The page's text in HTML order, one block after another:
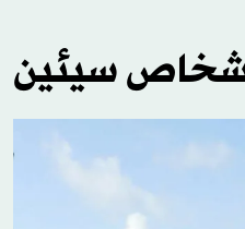
سيئين